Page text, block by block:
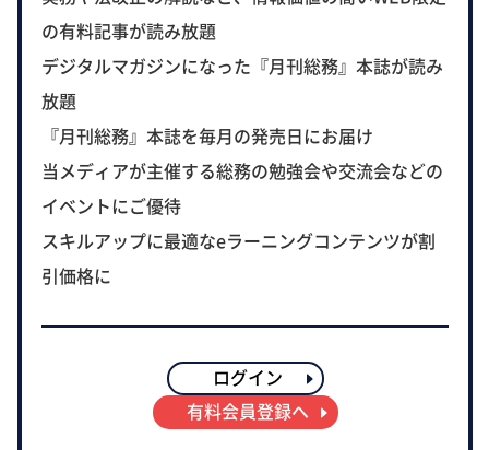
の有料記事が読み放題
デジタルマガジンになった『月刊総務』本誌が読み
放題
『月刊総務』本誌を毎月の発売日にお届け
当メディアが主催する総務の勉強会や交流会などの
イベントにご優待
スキルアップに最適なeラーニングコンテンツが割
引価格に
ログイン
有料会員登録へ